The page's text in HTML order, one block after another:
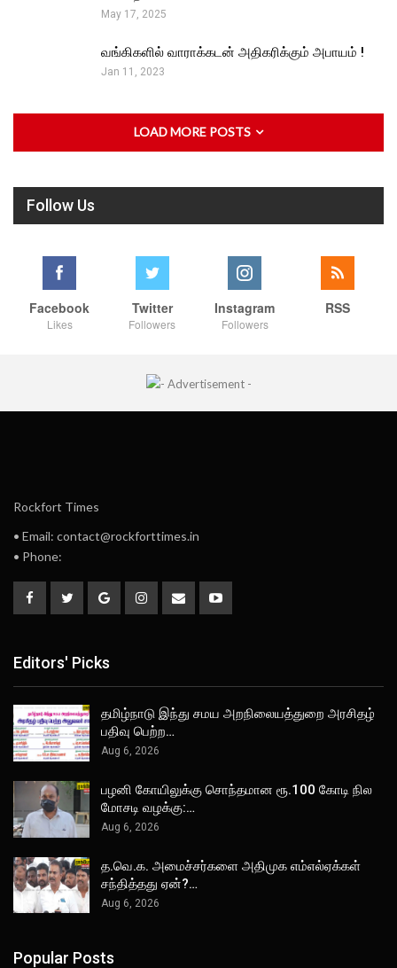
May 17, 2025
வங்கிகளில் வாராக்கடன் அதிகரிக்கும் அபாயம் !
Jan 11, 2023
LOAD MORE POSTS
Follow Us
Facebook
Likes
Twitter
Followers
Instagram
Followers
RSS
Rockfort Times
• Email: contact@rockforttimes.in
• Phone:
Editors' Picks
தமிழ்நாடு இந்து சமய அறநிலையத்துறை அரசிதழ்
பதிவு பெற்ற…
Aug 6, 2026
பழனி கோயிலுக்கு சொந்தமான ரூ.100 கோடி நில
மோசடி வழக்கு:…
Aug 6, 2026
த.வெ.க. அமைச்சர்களை அதிமுக எம்எல்ஏக்கள்
சந்தித்தது ஏன்?…
Aug 6, 2026
Popular Posts